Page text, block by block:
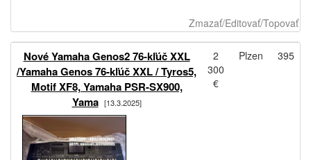
Zmazať/Editovať/Topovať
Nové Yamaha Genos2 76-kľúč XXL
/Yamaha Genos 76-kľúč XXL / Tyros5,
Motif XF8, Yamaha PSR-SX900,
Yama [13.3.2025]
2
300
€
Plzen 395